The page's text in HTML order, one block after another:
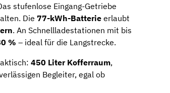
stufenlose Eingang-Getriebe
Die 77-kWh-Batterie erlaubt
. An Schnellladestationen mit bis
% – ideal für die Langstrecke.
450 Liter Kofferraum,
Begleiter, egal ob